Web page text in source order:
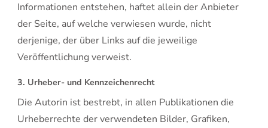
Informationen entstehen, haftet allein der Anbieter
der Seite, auf welche verwiesen wurde, nicht
derjenige, der über Links auf die jeweilige
Veröffentlichung verweist.
3. Urheber- und Kennzeichenrecht
Die Autorin ist bestrebt, in allen Publikationen die
Urheberrechte der verwendeten Bilder, Grafiken,